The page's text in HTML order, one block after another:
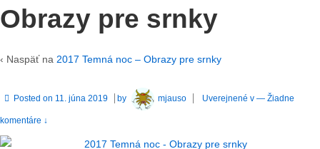
Obrazy pre srnky
‹ Naspäť na 2017 Temná noc – Obrazy pre srnky
Posted on 11. júna 2019 by mjauso Uverejnené v — Žiadne
komentáre ↓